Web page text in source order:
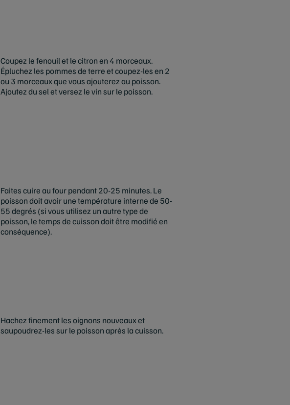
Coupez le fenouil et le citron en 4 morceaux.
Épluchez les pommes de terre et coupez-les en 2
ou 3 morceaux que vous ajouterez au poisson.
Ajoutez du sel et versez le vin sur le poisson.
Faites cuire au four pendant 20-25 minutes. Le
poisson doit avoir une température interne de 50-
55 degrés (si vous utilisez un autre type de
poisson, le temps de cuisson doit être modifié en
conséquence).
Hachez finement les oignons nouveaux et
saupoudrez-les sur le poisson après la cuisson.